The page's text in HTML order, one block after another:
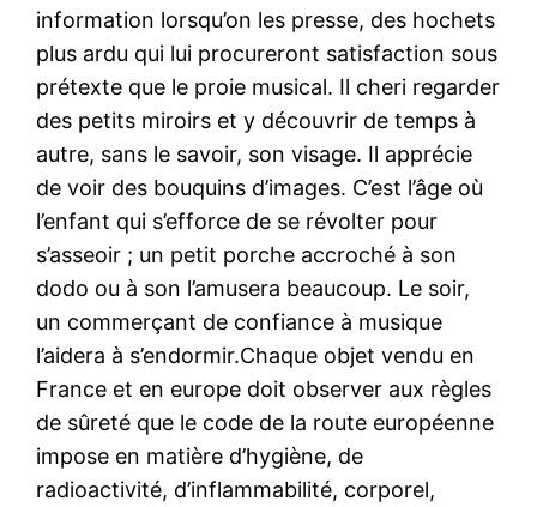
information lorsqu’on les presse, des hochets
plus ardu qui lui procureront satisfaction sous
prétexte que le proie musical. Il cheri regarder
des petits miroirs et y découvrir de temps à
autre, sans le savoir, son visage. Il apprécie
de voir des bouquins d’images. C’est l’âge où
l’enfant qui s’efforce de se révolter pour
s’asseoir ; un petit porche accroché à son
dodo ou à son l’amusera beaucoup. Le soir,
un commerçant de confiance à musique
l’aidera à s’endormir.Chaque objet vendu en
France et en europe doit observer aux règles
de sûreté que le code de la route européenne
impose en matière d’hygiène, de
radioactivité, d’inflammabilité, corporel,